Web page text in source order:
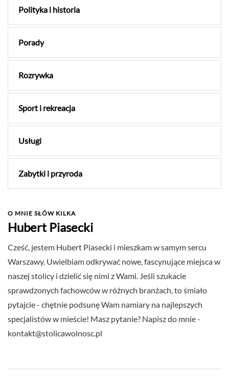
Polityka i historia
Porady
Rozrywka
Sport i rekreacja
Usługi
Zabytki i przyroda
O MNIE SŁÓW KILKA
Hubert Piasecki
Cześć, jestem Hubert Piasecki i mieszkam w samym sercu
Warszawy. Uwielbiam odkrywać nowe, fascynujące miejsca w
naszej stolicy i dzielić się nimi z Wami. Jeśli szukacie
sprawdzonych fachowców w różnych branżach, to śmiało
pytajcie - chętnie podsunę Wam namiary na najlepszych
specjalistów w mieście! Masz pytanie? Napisz do mnie -
kontakt@stolicawolnosc.pl